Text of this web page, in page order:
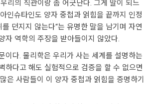
리의 직관이랑 좀 어긋난다. 그게 말이 되느
인슈타인도 양자 중첩과 얽힘을 끝까지 인정
던지지 않는다“는 유명한 말을 남기며 자연
자 역학의 주장을 받아들이지 않았다.
이다. 물리학은 우리가 사는 세계를 설명하는
하다고 해도 실험적으로 검증을 할 수 없으면
은 사람들이 이 양자 중첩과 얽힘을 증명하기